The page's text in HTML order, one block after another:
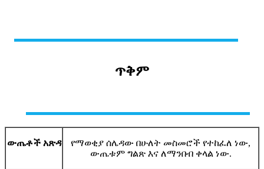
ጥቅም
ውጤቶች አጽዳ
የማወቂያ ሰሌዳው በሁለት መስመሮች የተከፈለ ነው,
ውጤቱም ግልጽ እና ለማንበብ ቀላል ነው.